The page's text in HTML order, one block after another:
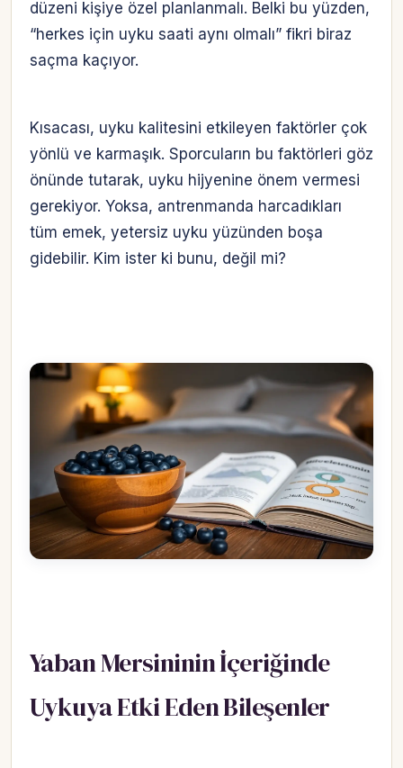
düzeni kişiye özel planlanmalı. Belki bu yüzden,
“herkes için uyku saati aynı olmalı” fikri biraz
saçma kaçıyor.
Kısacası, uyku kalitesini etkileyen faktörler çok
yönlü ve karmaşık. Sporcuların bu faktörleri göz
önünde tutarak, uyku hijyenine önem vermesi
gerekiyor. Yoksa, antrenmanda harcadıkları
tüm emek, yetersiz uyku yüzünden boşa
gidebilir. Kim ister ki bunu, değil mi?
Yaban Mersininin İçeriğinde
Uykuya Etki Eden Bileşenler